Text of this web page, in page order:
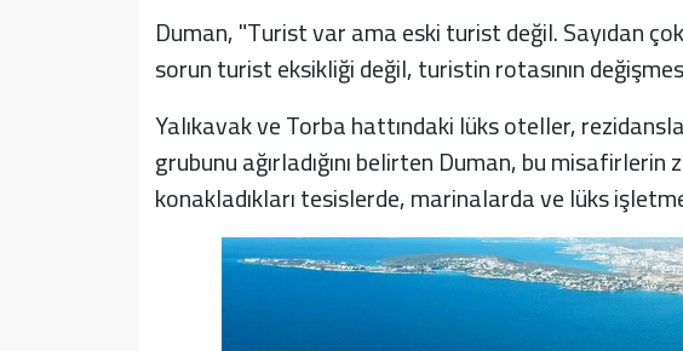
Duman, "Turist var ama eski turist değil. Sayıdan
sorun turist eksikliği değil, turistin rotasının
Yalıkavak ve Torba hattındaki lüks oteller,
grubunu ağırladığını belirten Duman, bu misafirlerin
konakladıkları tesislerde, marinalarda ve lüks